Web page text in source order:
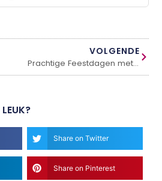
VOLGENDE
Prachtige Feestdagen met Realistische Kunstkerstbomen en Vlaggenmast Kerstbomen
Share on Twitter
Share on Pinterest